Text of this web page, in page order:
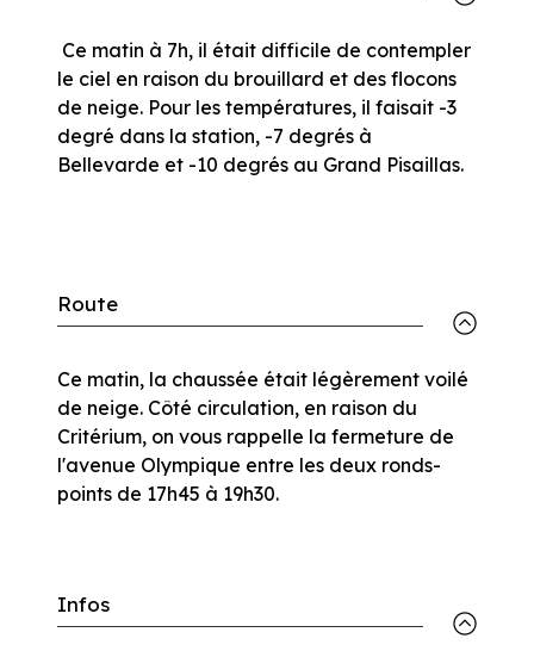
Ce matin à 7h, il était difficile de contempler
le ciel en raison du brouillard et des flocons
de neige. Pour les températures, il faisait -3
degré dans la station, -7 degrés à
Bellevarde et -10 degrés au Grand Pisaillas.
Route
Ce matin, la chaussée était légèrement voilé
de neige. Côté circulation, en raison du
Critérium, on vous rappelle la fermeture de
l'avenue Olympique entre les deux ronds-
points de 17h45 à 19h30.
Infos